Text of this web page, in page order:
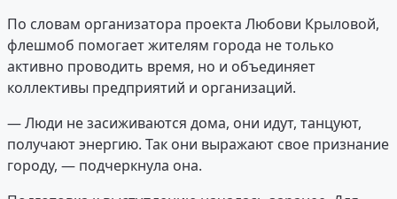
По словам организатора проекта Любови Крыловой,
флешмоб помогает жителям города не только
активно проводить время, но и объединяет
коллективы предприятий и организаций.
— Люди не засиживаются дома, они идут, танцуют,
получают энергию. Так они выражают свое признание
городу, — подчеркнула она.